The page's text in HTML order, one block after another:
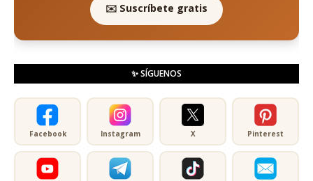
✉️ Suscríbete gratis
✨ SÍGUENOS
Facebook Instagram X Pinterest